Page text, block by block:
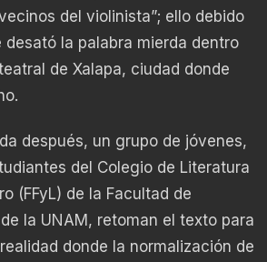
del violinista”; ello debido
desató la palabra mierda dentro
de Xalapa, ciudad donde
después, un grupo de jóvenes,
del Colegio de Literatura
(FFyL) de la Facultad de
la UNAM, retoman el texto para
donde la normalización de